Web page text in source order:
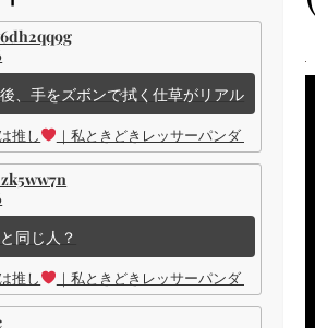
、手をズボンで拭く仕草がリアル
推し ｜私ときどきレッサーパンダ ｜Disney (
同じ人？
推し ｜私ときどきレッサーパンダ ｜Disney (